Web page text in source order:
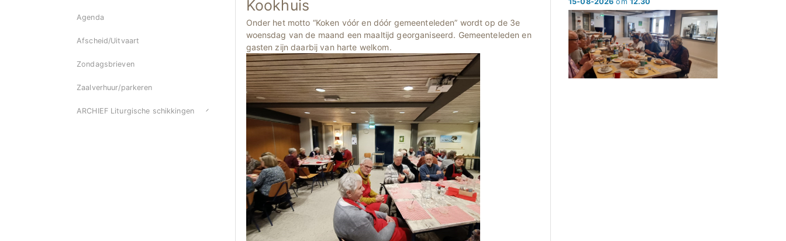
Agenda
Afscheid/Uitvaart
Zondagsbrieven
Zaalverhuur/parkeren
ARCHIEF Liturgische schikkingen
Kookhuis
Onder het motto “Koken vóór en dóór gemeenteleden” wordt op de 3e
woensdag van de maand een maaltijd georganiseerd. Gemeenteleden en
gasten zijn daarbij van harte welkom.